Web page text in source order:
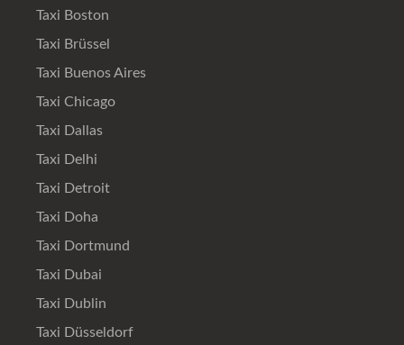
Taxi Boston
Taxi Brüssel
Taxi Buenos Aires
Taxi Chicago
Taxi Dallas
Taxi Delhi
Taxi Detroit
Taxi Doha
Taxi Dortmund
Taxi Dubai
Taxi Dublin
Taxi Düsseldorf